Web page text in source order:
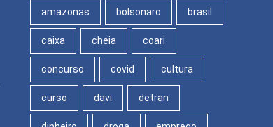
amazonas bolsonaro brasil
caixa cheia coari
concurso covid cultura
curso davi detran